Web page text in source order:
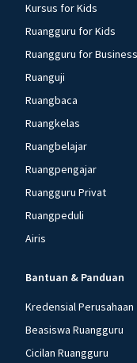
Kursus for Kids
Ruangguru for Kids
Ruangguru for Business
Ruanguji
Ruangbaca
Ruangkelas
Ruangbelajar
Ruangpengajar
Ruangguru Privat
Ruangpeduli
Airis
Bantuan & Panduan
Kredensial Perusahaan
Beasiswa Ruangguru
Cicilan Ruangguru